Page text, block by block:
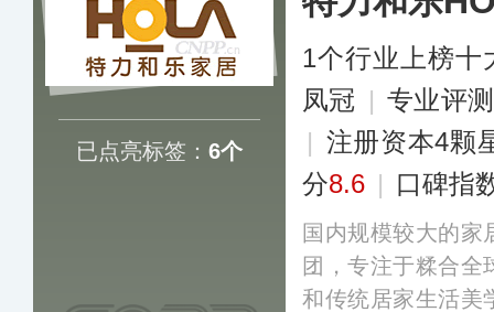
已点亮标签： 6个
1个行业上榜十
凤冠 | 专业评
| 注册资本4颗
分8.6 | 口碑指
国内规模较大的家
团，专注于糅合全
和传统居家生活美